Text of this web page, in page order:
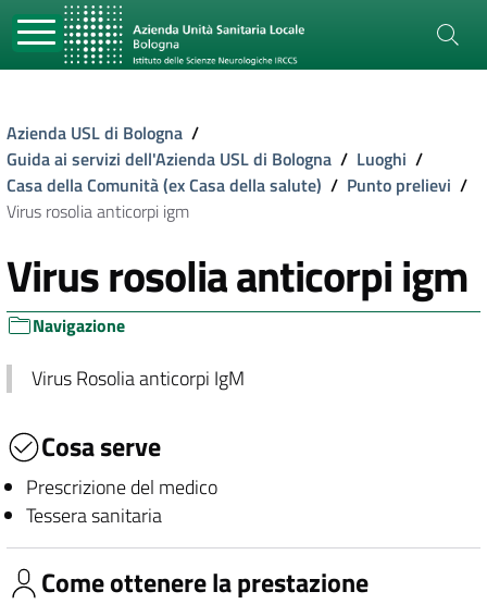
Azienda USL di Bologna /
Guida ai servizi dell'Azienda USL di Bologna / Luoghi /
Casa della Comunità (ex Casa della salute) / Punto prelievi /
Virus rosolia anticorpi igm
Virus rosolia anticorpi igm
Navigazione
Virus Rosolia anticorpi IgM
Cosa serve
Prescrizione del medico
Tessera sanitaria
Come ottenere la prestazione